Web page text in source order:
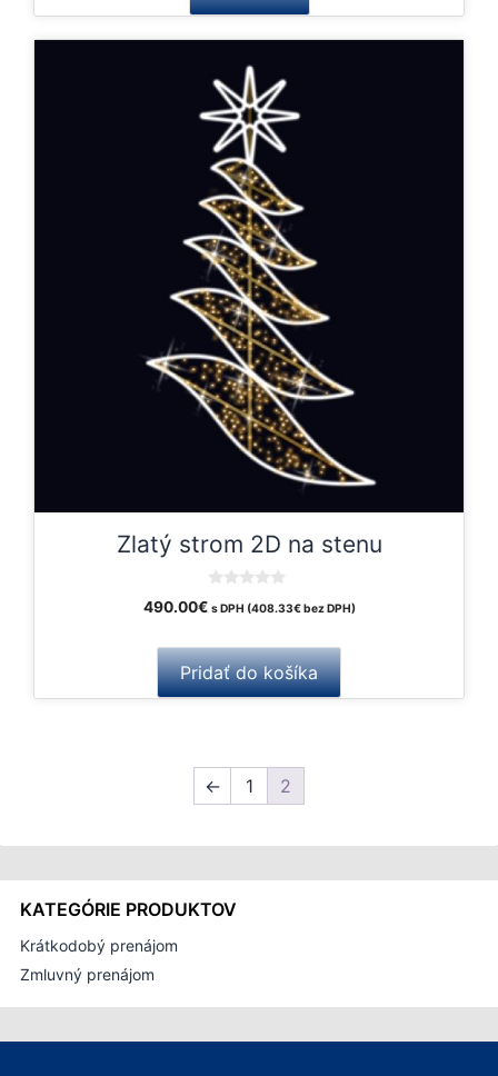
Zlatý strom 2D na stenu
0
o
o
f
5
490.00€ s DPH (408.33€bez DPH)
Pridať do košíka
← 1 2
KATEGÓRIE PRODUKTOV
Krátkodobý prenájom
Zmluvný prenájom